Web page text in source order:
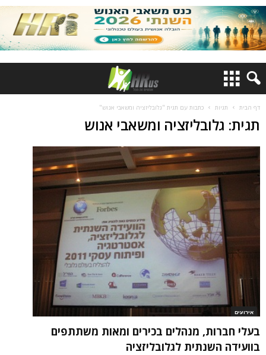
דף הבית תגיות כתבות עם תגית "גלובליזציה ומשאבי אנוש"
תגית: גלובליזציה ומשאבי אנוש
אירועים
בעלי חברות, מנהלים בכירים ומאות משתתפים
בוועידה השנתית לגלובליזציה